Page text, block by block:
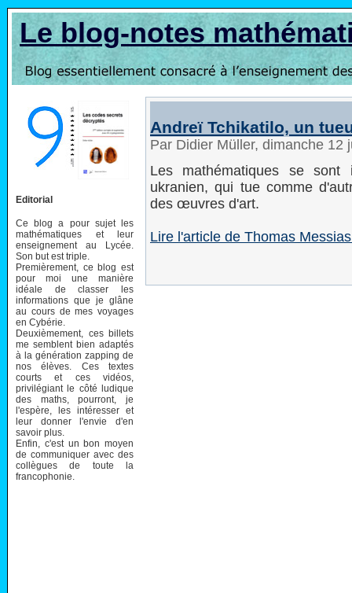
Le blog-notes
Editorial
Ce blog a pour sujet les
mathématiques et leur
enseignement au Lycée.
Son but est triple.
Premièrement, ce blog est
pour moi une manière
idéale de classer les
informations que je glâne
au cours de mes voyages
en Cybérie.
Deuxièmement, ces billets
me semblent bien adaptés
à la génération zapping de
nos élèves. Ces textes
courts et ces vidéos,
privilégiant le côté ludique
des maths, pourront, je
l'espère, les intéresser et
leur donner l'envie d'en
savoir plus.
Enfin, c'est un bon moyen
de communiquer avec des
collègues de toute la
francophonie.
Andreï Tchikatilo, un
Par Didier Müller, dimanche 12
Les mathématiques se
ukranien, qui tue comme
des œuvres d'art.
Lire l'article de Thomas